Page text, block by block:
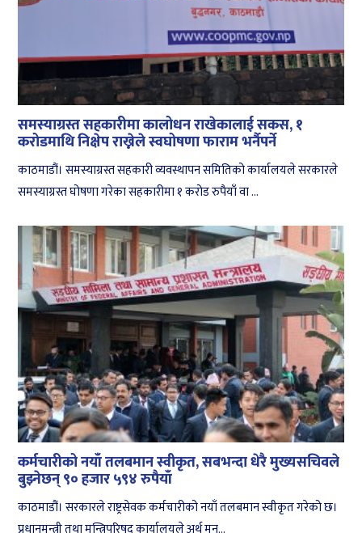
समस्याग्रस्त सहकारीमा कालोधन राखेकालाई सकस, १
करोडमाथि निक्षेप राख्नेले स्वघोषणा फाराम भर्नैपर्ने
काठमाडौं। समस्याग्रस्त सहकारी व्यवस्थापन समितिको कार्यालयले सरकारले
समस्याग्रस्त घोषणा गरेका सहकारीमा १ करोड रुपैयाँ वा ...
कर्मचारीको नयाँ तलबमान स्वीकृत, सबभन्दा धेरै मुख्यसचिवले
बुझ्नेछन् ९० हजार ५९४ रुपैयाँ
काठमाडौं। सरकारले राष्ट्रसेवक कर्मचारीको नयाँ तलबमान स्वीकृत गरेको छ।